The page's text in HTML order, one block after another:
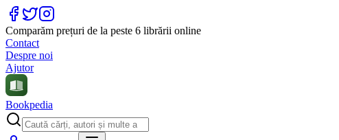
Comparăm prețuri de la peste 6 librării online
Contact
Despre noi
Ajutor
Bookpedia